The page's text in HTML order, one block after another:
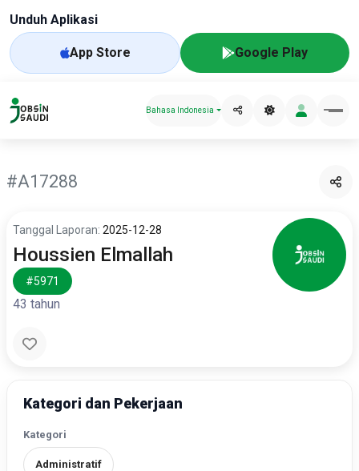
Unduh Aplikasi
App Store Google Play
Bahasa Indonesia
#A17288
Tanggal Laporan: 2025-12-28
Houssien Elmallah
#5971
43 tahun
Kategori dan Pekerjaan
Kategori
Administratif